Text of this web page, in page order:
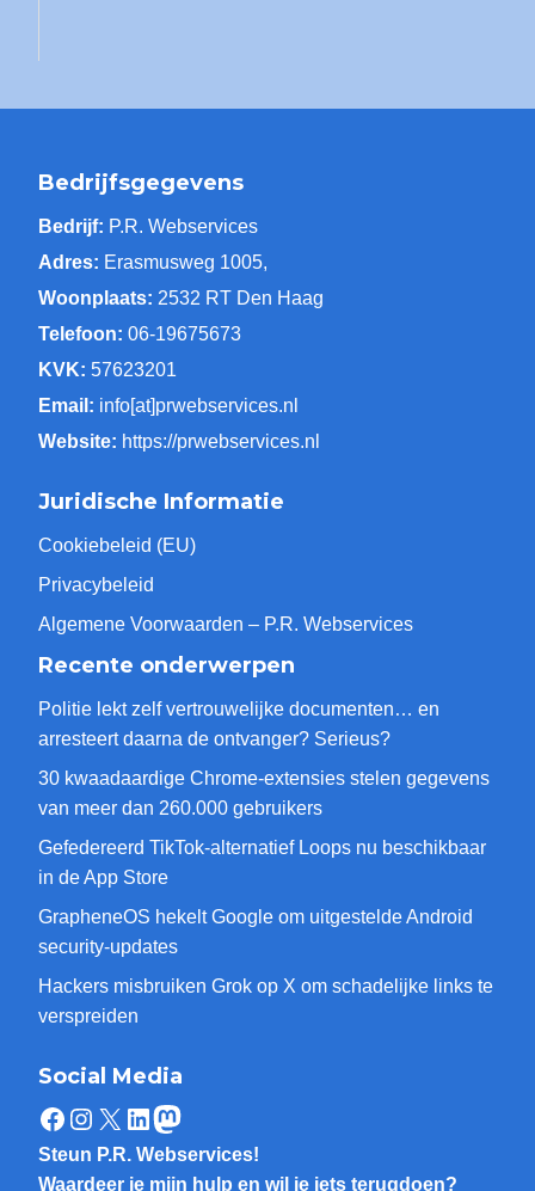
Bedrijfsgegevens
Bedrijf: P.R. Webservices
Adres: Erasmusweg 1005,
Woonplaats: 2532 RT Den Haag
Telefoon: 06-19675673
KVK: 57623201
Email: info[at]prwebservices.nl
Website: https://prwebservices.nl
Juridische Informatie
Cookiebeleid (EU)
Privacybeleid
Algemene Voorwaarden – P.R. Webservices
Recente onderwerpen
Politie lekt zelf vertrouwelijke documenten… en
arresteert daarna de ontvanger? Serieus?
30 kwaadaardige Chrome-extensies stelen gegevens
van meer dan 260.000 gebruikers
Gefedereerd TikTok-alternatief Loops nu beschikbaar
in de App Store
GrapheneOS hekelt Google om uitgestelde Android
security-updates
Hackers misbruiken Grok op X om schadelijke links te
verspreiden
Social Media
Facebook
Instagram
X LinkedIn
Mastodon
Steun P.R. Webservices!
Waardeer je mijn hulp en wil je iets terugdoen?